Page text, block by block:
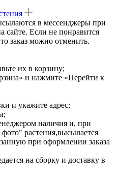
в мессенджеры при
сайте. Если не понравится
заказ можно отменить.
их в корзину;
и нажмите «Перейти к
и укажите адрес;
наличия и, при
растения,высылается
при оформлении заказа
на сборку и доставку в